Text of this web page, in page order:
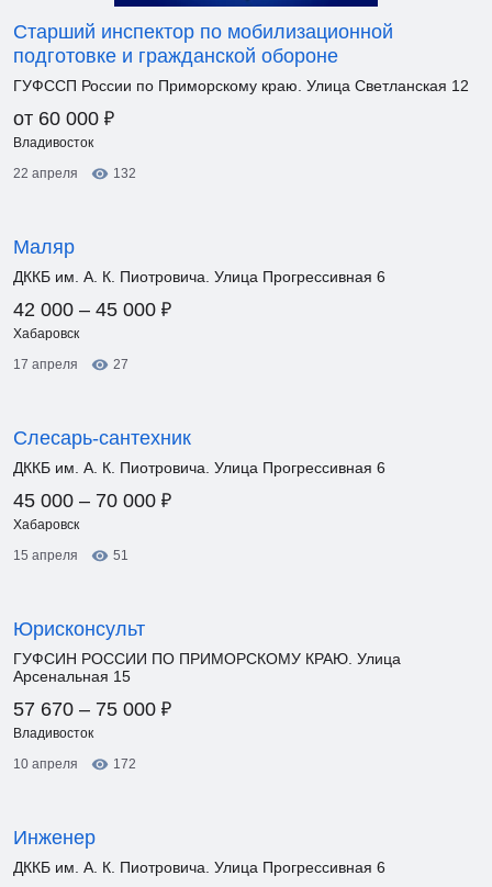
Старший инспектор по мобилизационной
подготовке и гражданской обороне
ГУФССП России по Приморскому краю. Улица Светланская 12
от 60 000 ₽
Владивосток
22 апреля
132
Маляр
ДККБ им. А. К. Пиотровича. Улица Прогрессивная 6
42 000 – 45 000 ₽
Хабаровск
17 апреля
27
Слесарь-сантехник
ДККБ им. А. К. Пиотровича. Улица Прогрессивная 6
45 000 – 70 000 ₽
Хабаровск
15 апреля
51
Юрисконсульт
ГУФСИН РОССИИ ПО ПРИМОРСКОМУ КРАЮ. Улица
Арсенальная 15
57 670 – 75 000 ₽
Владивосток
10 апреля
172
Инженер
ДККБ им. А. К. Пиотровича. Улица Прогрессивная 6